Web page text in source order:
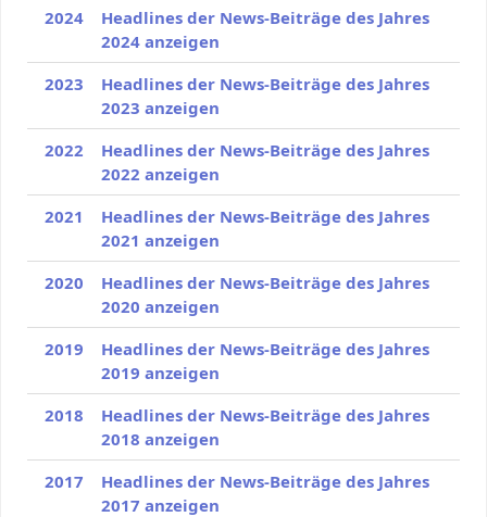
2024
Headlines der News-Beiträge des Jahres
2024 anzeigen
2023
Headlines der News-Beiträge des Jahres
2023 anzeigen
2022
Headlines der News-Beiträge des Jahres
2022 anzeigen
2021
Headlines der News-Beiträge des Jahres
2021 anzeigen
2020
Headlines der News-Beiträge des Jahres
2020 anzeigen
2019
Headlines der News-Beiträge des Jahres
2019 anzeigen
2018
Headlines der News-Beiträge des Jahres
2018 anzeigen
2017
Headlines der News-Beiträge des Jahres
2017 anzeigen